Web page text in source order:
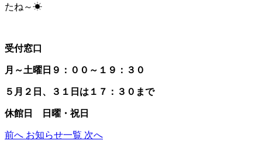
たね～☀
受付窓口
月～土曜日９：００～１９：３０
５月２日、３１日は１７：３０まで
休館日 日曜・祝日
前へ お知らせ一覧 次へ